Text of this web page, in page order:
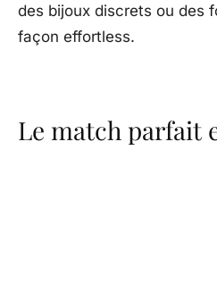
des bijoux discrets ou des
façon effortless.
Le match parfait